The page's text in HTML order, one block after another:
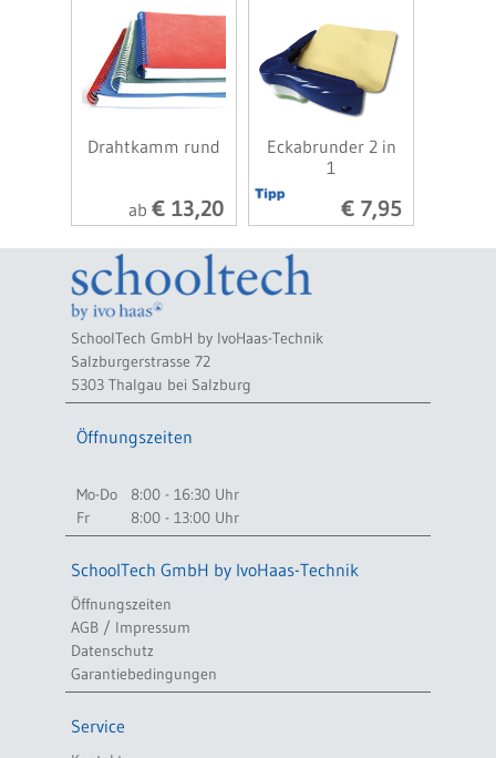
Drahtkamm rund
ab € 13,20
Eckabrunder 2 in
1
€ 7,95
SchoolTech GmbH by IvoHaas-Technik
Salzburgerstrasse 72
5303 Thalgau bei Salzburg
Öffnungszeiten
Mo-Do
8:00 - 16:30 Uhr
Fr
8:00 - 13:00 Uhr
SchoolTech GmbH by IvoHaas-Technik
Öffnungszeiten
AGB / Impressum
Datenschutz
Garantiebedingungen
Service